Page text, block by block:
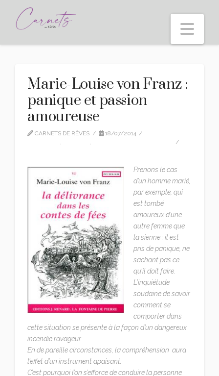
Marie-Louise von Franz :
panique et passion
amoureuse
CARNETS DE RÊVES
18/07/2014
, ,
Prenons le cas
d’un homme marié,
par exemple, qui
est tombé
amoureux d’une
autre femme que
la sienne : il est
pris de panique, ne
sachant pas ce
qu’il doit faire.
L’inquiétude
soudaine de savoir
comment se
comporter dans
cette situation se présente à la façon d’un dangereux
incendie ravageur.
En de pareille circonstances, la compréhension aura
l’effet d’un instrument apaisant.
C’est pourquoi l’on s’efforce de conduire la personne